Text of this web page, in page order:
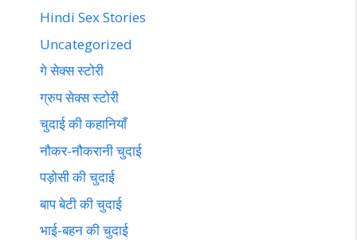
Hindi Sex Stories
Uncategorized
गे सेक्स स्टोरी
ग्रुप सेक्स स्टोरी
चुदाई की कहानियाँ
नौकर-नौकरानी चुदाई
पड़ोसी की चुदाई
बाप बेटी की चुदाई
भाई-बहन की चुदाई